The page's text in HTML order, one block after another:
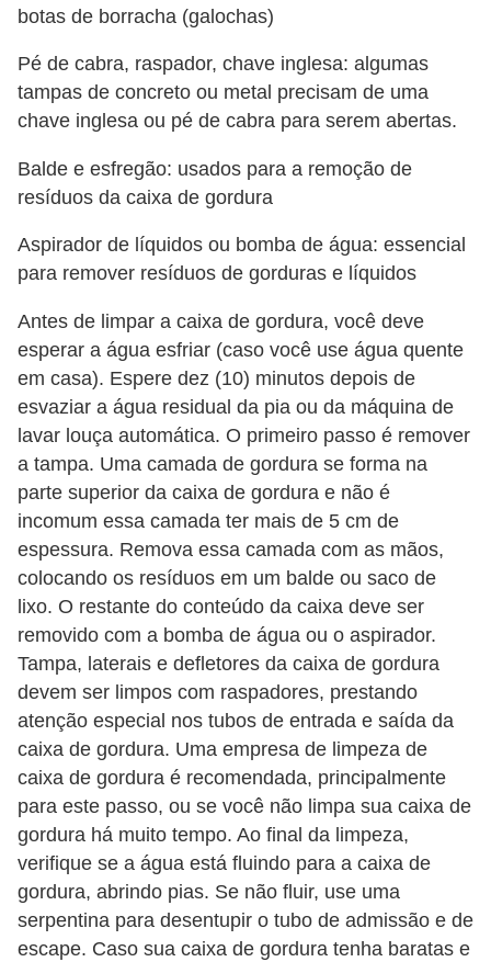
botas de borracha (galochas)
Pé de cabra, raspador, chave inglesa: algumas
tampas de concreto ou metal precisam de uma
chave inglesa ou pé de cabra para serem abertas.
Balde e esfregão: usados ​​para a remoção de
resíduos da caixa de gordura
Aspirador de líquidos ou bomba de água: essencial
para remover resíduos de gorduras e líquidos
Antes de limpar a caixa de gordura, você deve
esperar a água esfriar (caso você use água quente
em casa). Espere dez (10) minutos depois de
esvaziar a água residual da pia ou da máquina de
lavar louça automática. O primeiro passo é remover
a tampa. Uma camada de gordura se forma na
parte superior da caixa de gordura e não é
incomum essa camada ter mais de 5 cm de
espessura. Remova essa camada com as mãos,
colocando os resíduos em um balde ou saco de
lixo. O restante do conteúdo da caixa deve ser
removido com a bomba de água ou o aspirador.
Tampa, laterais e defletores da caixa de gordura
devem ser limpos com raspadores, prestando
atenção especial nos tubos de entrada e saída da
caixa de gordura. Uma empresa de limpeza de
caixa de gordura é recomendada, principalmente
para este passo, ou se você não limpa sua caixa de
gordura há muito tempo. Ao final da limpeza,
verifique se a água está fluindo para a caixa de
gordura, abrindo pias. Se não fluir, use uma
serpentina para desentupir o tubo de admissão e de
escape. Caso sua caixa de gordura tenha baratas e